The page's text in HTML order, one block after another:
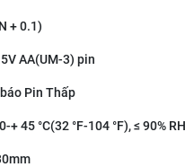
+ 0.1)
AA(UM-3) pin
Pin Thấp
45 °C(32 °F-104 °F), ≤ 90% RH